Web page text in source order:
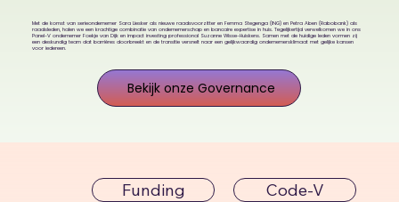
Code-V
Funding
Met de komst van serieondernemer Sara Liesker als nieuwe raadsvoorzitter en Femma Stegenga (ING) en Petra Aben (Rabobank) als
raadsleden, halen we een krachtige combinatie van ondernemerschap en bancaire expertise in huis. Tegelijkertijd verwelkomen we in ons
Panel-V ondernemer Foekje van Dijk en impact investing professional Suzanne Wisse-Huiskens. Samen met de huidige leden vormen zij
een deskundig team dat barrières doorbreekt en de transitie versnelt naar een gelijkwaardig ondernemersklimaat met gelijke kansen
voor iedereen.
Bekijk onze Governance